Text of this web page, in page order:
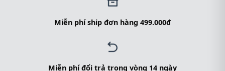
Miễn phí ship đơn hàng 499.000đ
Miễn phí đổi trả trong vòng 14 ngày